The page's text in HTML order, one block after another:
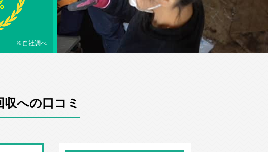
※自社調べ
への口コミ